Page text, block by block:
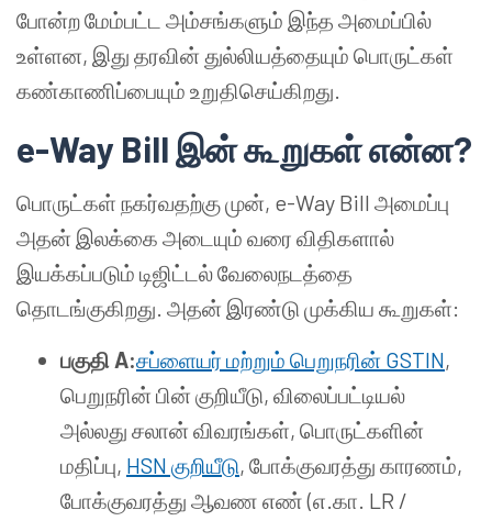
போன்ற மேம்பட்ட அம்சங்களும் இந்த அமைப்பில்
உள்ளன, இது தரவின் துல்லியத்தையும் பொருட்கள்
கண்காணிப்பையும் உறுதிசெய்கிறது.
e-Way Bill இன் கூறுகள் என்ன?
பொருட்கள் நகர்வதற்கு முன், e-Way Bill அமைப்பு
அதன் இலக்கை அடையும் வரை விதிகளால்
இயக்கப்படும் டிஜிட்டல் வேலைநடத்தை
தொடங்குகிறது. அதன் இரண்டு முக்கிய கூறுகள்:
பகுதி A:சப்ளையர் மற்றும் பெறுநரின் GSTIN,
பெறுநரின் பின் குறியீடு, விலைப்பட்டியல்
அல்லது சலான் விவரங்கள், பொருட்களின்
மதிப்பு, HSN குறியீடு, போக்குவரத்து காரணம்,
போக்குவரத்து ஆவண எண் (எ.கா. LR /